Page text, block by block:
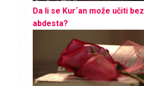
Da li se Kur´an može učiti bez
abdesta?